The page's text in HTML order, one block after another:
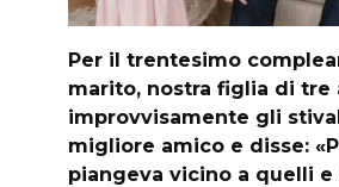
Per il trentesimo
marito, nostra figlia di tre
improvvisamente gli
migliore amico e disse:
piangeva vicino a quelli